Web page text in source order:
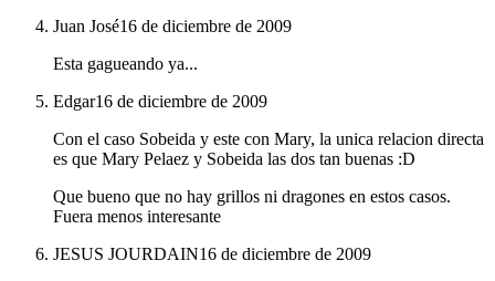
Juan José16 de diciembre de 2009
Esta gagueando ya...
Edgar16 de diciembre de 2009
Con el caso Sobeida y este con Mary, la unica relacion directa
es que Mary Pelaez y Sobeida las dos tan buenas :D
Que bueno que no hay grillos ni dragones en estos casos.
Fuera menos interesante
JESUS JOURDAIN16 de diciembre de 2009